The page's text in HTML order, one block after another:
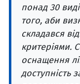
понад 30
того, аби
складався
критеріями.
оснащення
доступність